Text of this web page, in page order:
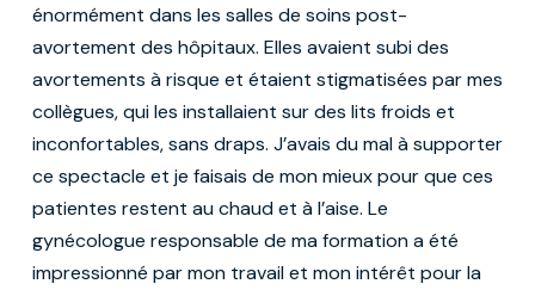
énormément dans les salles de soins post-
avortement des hôpitaux. Elles avaient subi des
avortements à risque et étaient stigmatisées par mes
collègues, qui les installaient sur des lits froids et
inconfortables, sans draps. J’avais du mal à supporter
ce spectacle et je faisais de mon mieux pour que ces
patientes restent au chaud et à l’aise. Le
gynécologue responsable de ma formation a été
impressionné par mon travail et mon intérêt pour la